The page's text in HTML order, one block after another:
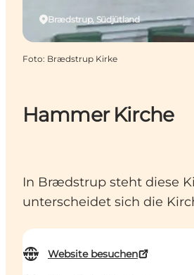
Hammer Kirche
In Brædstrup steht diese
unterscheidet sich die
Website besuchen
Brædstrup, Südjütland
Foto: Brædstrup Kirke